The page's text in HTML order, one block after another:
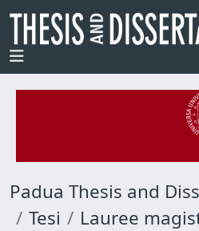
Padua Thesis and
Tesi
Lauree